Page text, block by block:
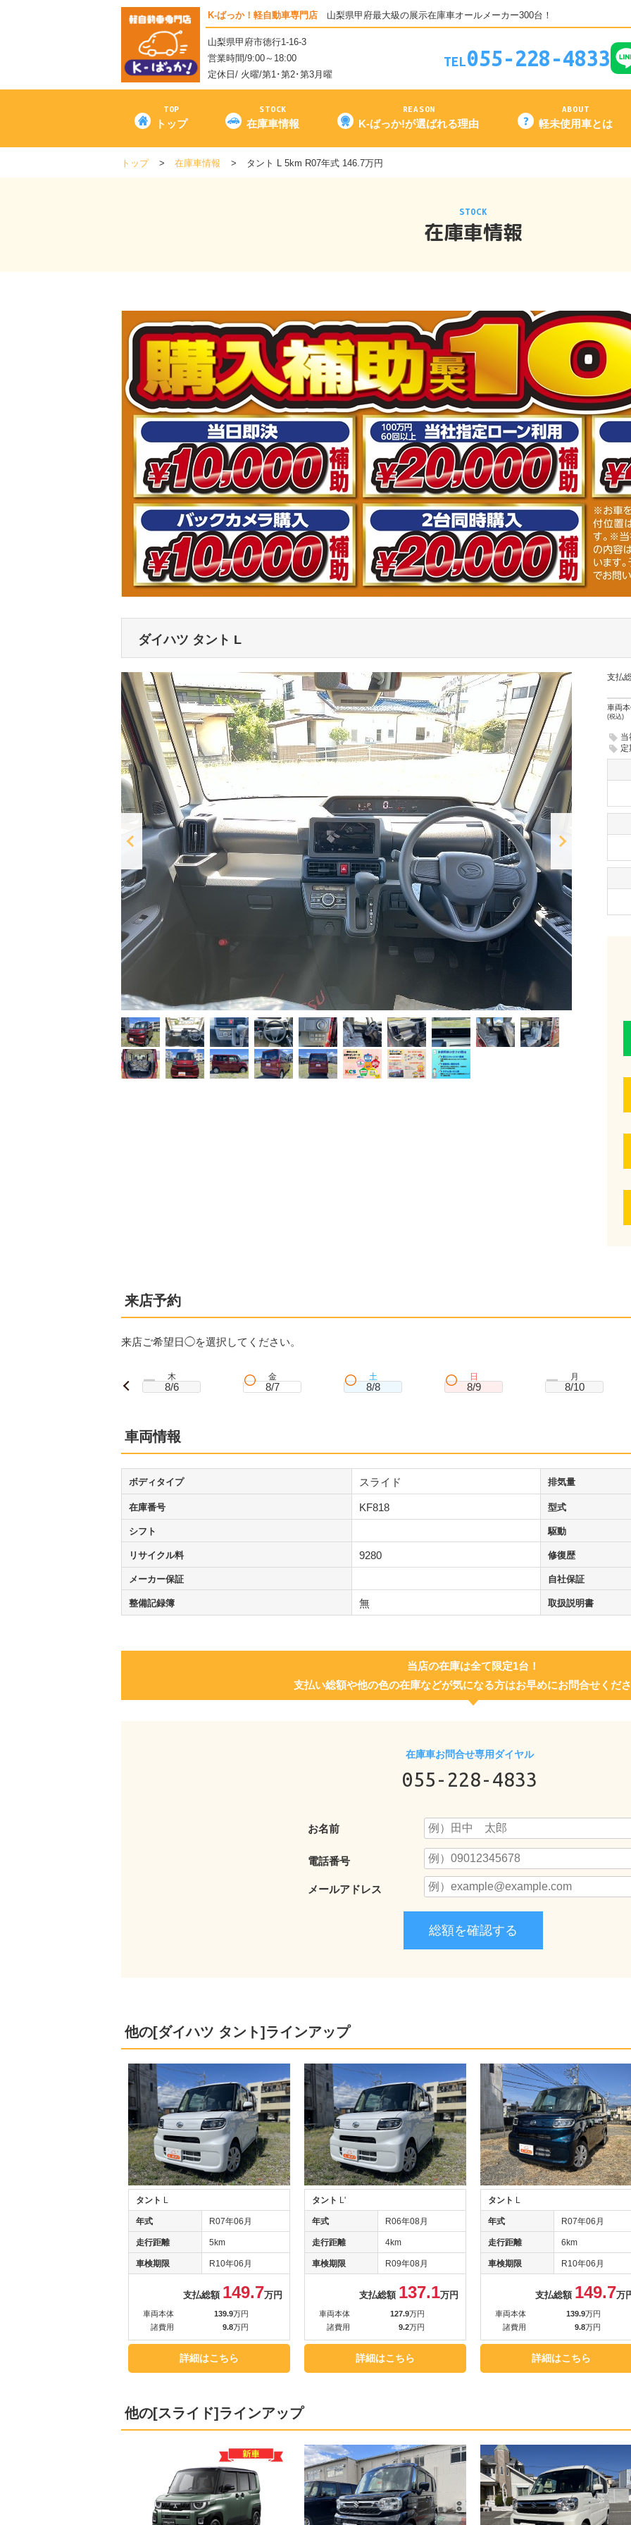
K-ばっか！軽自動車専門店 山梨県甲府最大級の展示在庫車オールメーカー300台！
山梨県甲府市徳行1-16-3
営業時間/9:00～18:00
定休日/ 火曜/第1･第2･第3月曜
TEL055-228-4833
TOP
トップ
STOCK
在庫車情報
REASON
K-ばっか!が選ばれる理由
ABOUT
軽未使用車とは
トップ 在庫車情報 タント L 5km R07年式 146.7万円
STOCK
在庫車情報
ダイハツ タント L
支払
車両
(税込)
定
来店予約
来店ご希望日◯を選択してください。
木
8/6
金
8/7
土
8/8
日
8/9
月
8/10
車両情報
ボディタイプ スライド 排気量
在庫番号 KF818 型式
シフト 駆動
リサイクル料 9280 修復歴
メーカー保証 自社保証
整備記録簿 無 取扱説明書
当店の在庫は全て限定1台！
支払い総額や他の色の在庫などが気になる方はお早めにお問合せくださ
在庫車お問合せ専用ダイヤル
055-228-4833
お名前
電話番号
メールアドレス
他の[ダイハツ タント]ラインアップ
タント L
年式 R07年06月
走行距離 5km
車検期限 R10年06月
支払総額 149.7万円
車両本体 139.9万円
諸費用
9.8万円
詳細はこちら
タント L'
年式 R06年08月
走行距離 4km
車検期限 R09年08月
支払総額 137.1万円
車両本体 127.9万円
諸費用
9.2万円
詳細はこちら
タント L
年式 R07年06月
走行距離 6km
車検期限 R10年06月
支払総額 149.7万
車両本体 139.9万円
諸費用
9.8万円
詳細はこちら
他の[スライド]ラインアップ